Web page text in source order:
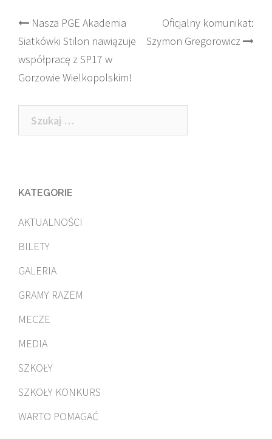
Post
navigation
Nasza PGE Akademia
Siatkówki Stilon nawiązuje
współpracę z SP17 w
Gorzowie Wielkopolskim!
Oficjalny komunikat:
Szymon Gregorowicz
Szukaj:
KATEGORIE
AKTUALNOŚCI
BILETY
GALERIA
GRAMY RAZEM
MECZE
MEDIA
SZKOŁY
SZKOŁY KONKURS
WARTO POMAGAĆ